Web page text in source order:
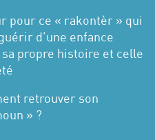
pour ce « rakontèr » qui
d’une enfance
propre histoire et celle
retrouver son
» ?